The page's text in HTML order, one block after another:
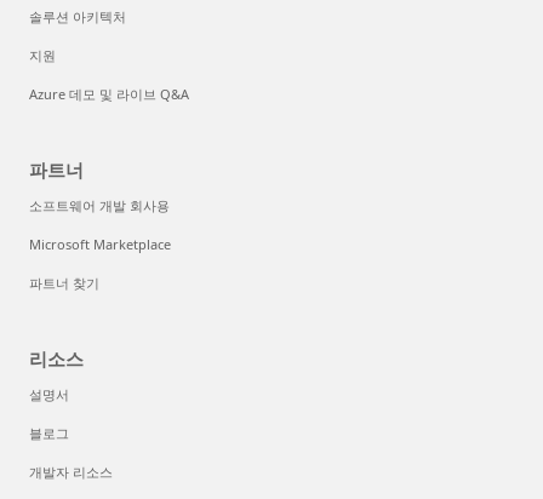
솔루션 아키텍처
지원
Azure 데모 및 라이브 Q&A
파트너
소프트웨어 개발 회사용
Microsoft Marketplace
파트너 찾기
리소스
설명서
블로그
개발자 리소스